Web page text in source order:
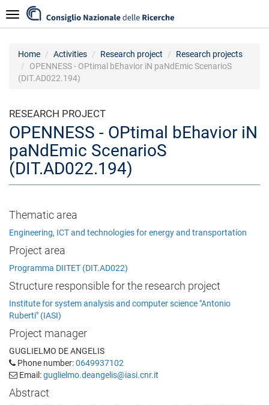
to
main
Navigazione
Home Activities Research project
Research projects
OPENNESS - OPtimal bEhavior iN paNdEmic ScenarioS
(DIT.AD022.194)
RESEARCH PROJECT
OPENNESS - OPtimal bEhavior iN
paNdEmic ScenarioS
(DIT.AD022.194)
Thematic area
Engineering, ICT and technologies for energy and transportation
Project area
Programma DIITET (DIT.AD022)
Structure responsible for the research project
Institute for system analysis and computer science "Antonio
Ruberti" (IASI)
Project manager
GUGLIELMO DE ANGELIS
Phone number:0649937102
Email:guglielmo.deangelis@iasi.cnr.it
Abstract